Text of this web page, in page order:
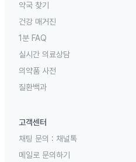
약국 찾기
건강 매거진
1분 FAQ
실시간 의료상담
의약품 사전
질환백과
고객센터
채팅 문의 : 채널톡
메일로 문의하기